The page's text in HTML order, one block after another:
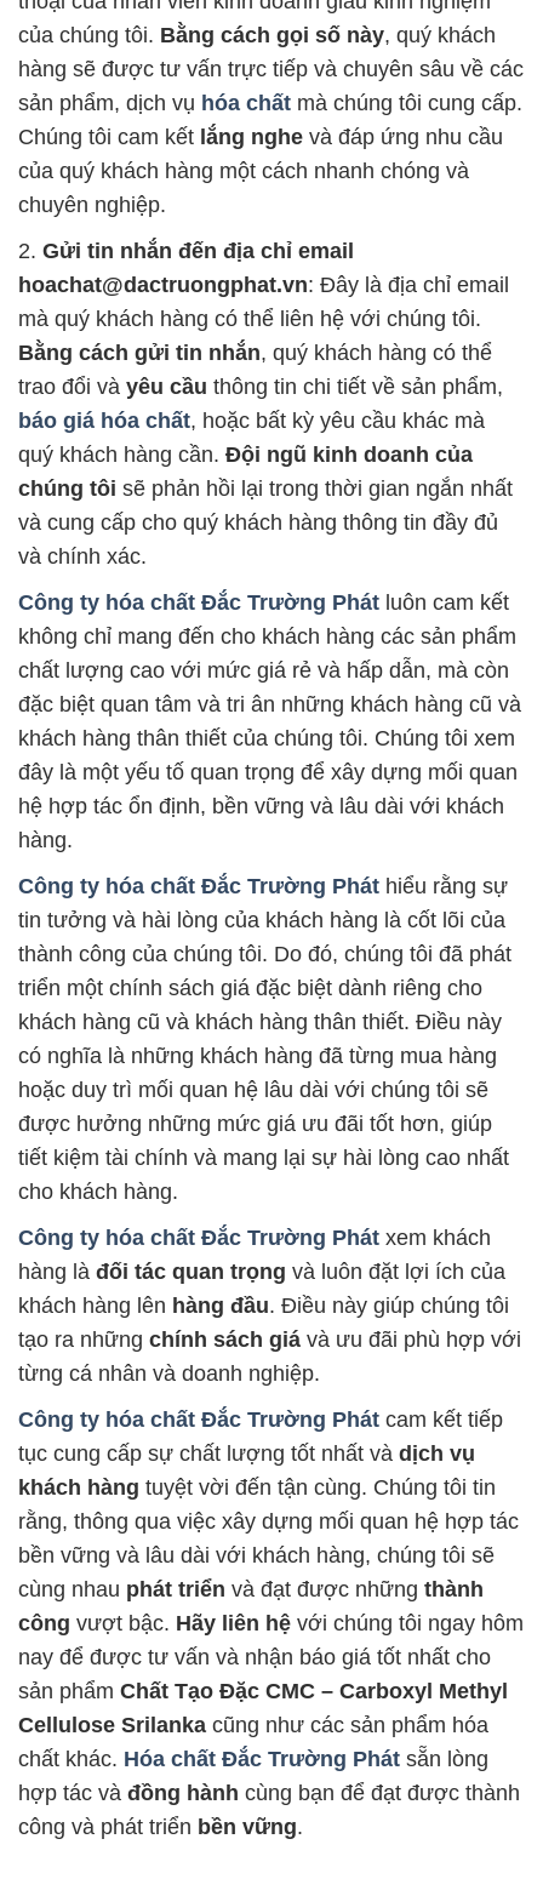
của chúng tôi. Bằng cách gọi số này, quý khách
hàng sẽ được tư vấn trực tiếp và chuyên sâu về các
sản phẩm, dịch vụ hóa chất mà chúng tôi cung cấp.
Chúng tôi cam kết lắng nghe và đáp ứng nhu cầu
của quý khách hàng một cách nhanh chóng và
chuyên nghiệp.
2. Gửi tin nhắn đến địa chỉ email
hoachat@dactruongphat.vn: Đây là địa chỉ email
mà quý khách hàng có thể liên hệ với chúng tôi.
Bằng cách gửi tin nhắn, quý khách hàng có thể
trao đổi và yêu cầu thông tin chi tiết về sản phẩm,
báo giá hóa chất, hoặc bất kỳ yêu cầu khác mà
quý khách hàng cần. Đội ngũ kinh doanh của
chúng tôi sẽ phản hồi lại trong thời gian ngắn nhất
và cung cấp cho quý khách hàng thông tin đầy đủ
và chính xác.
Công ty hóa chất Đắc Trường Phát luôn cam kết
không chỉ mang đến cho khách hàng các sản phẩm
chất lượng cao với mức giá rẻ và hấp dẫn, mà còn
đặc biệt quan tâm và tri ân những khách hàng cũ và
khách hàng thân thiết của chúng tôi. Chúng tôi xem
đây là một yếu tố quan trọng để xây dựng mối quan
hệ hợp tác ổn định, bền vững và lâu dài với khách
hàng.
Công ty hóa chất Đắc Trường Phát hiểu rằng sự
tin tưởng và hài lòng của khách hàng là cốt lõi của
thành công của chúng tôi. Do đó, chúng tôi đã phát
triển một chính sách giá đặc biệt dành riêng cho
khách hàng cũ và khách hàng thân thiết. Điều này
có nghĩa là những khách hàng đã từng mua hàng
hoặc duy trì mối quan hệ lâu dài với chúng tôi sẽ
được hưởng những mức giá ưu đãi tốt hơn, giúp
tiết kiệm tài chính và mang lại sự hài lòng cao nhất
cho khách hàng.
Công ty hóa chất Đắc Trường Phát xem khách
hàng là đối tác quan trọng và luôn đặt lợi ích của
khách hàng lên hàng đầu. Điều này giúp chúng tôi
tạo ra những chính sách giá và ưu đãi phù hợp với
từng cá nhân và doanh nghiệp.
Công ty hóa chất Đắc Trường Phát cam kết tiếp
tục cung cấp sự chất lượng tốt nhất và dịch vụ
khách hàng tuyệt vời đến tận cùng. Chúng tôi tin
rằng, thông qua việc xây dựng mối quan hệ hợp tác
bền vững và lâu dài với khách hàng, chúng tôi sẽ
cùng nhau phát triển và đạt được những thành
công vượt bậc. Hãy liên hệ với chúng tôi ngay hôm
nay để được tư vấn và nhận báo giá tốt nhất cho
sản phẩm Chất Tạo Đặc CMC – Carboxyl Methyl
Cellulose Srilanka cũng như các sản phẩm hóa
chất khác. Hóa chất Đắc Trường Phát sẵn lòng
hợp tác và đồng hành cùng bạn để đạt được thành
công và phát triển bền vững.